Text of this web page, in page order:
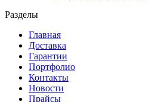
Разделы
Главная
Доставка
Гарантии
Портфолио
Контакты
Новости
Прайсы